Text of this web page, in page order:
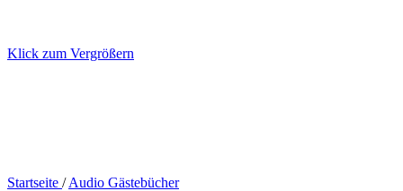
Klick zum Vergrößern
Startseite / Audio Gästebücher